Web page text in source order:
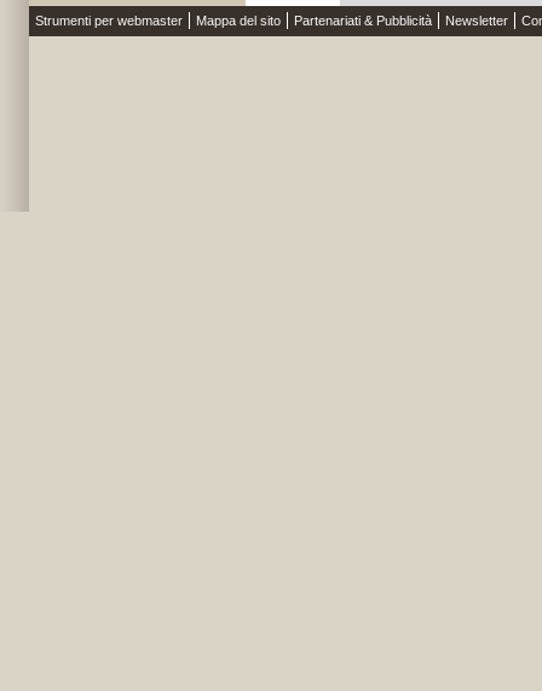
Strumenti per webmaster Mappa del sito Partenariati & Pubblicità Newsletter